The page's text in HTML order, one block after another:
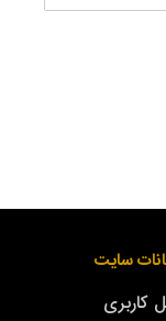
سایت
کاربری